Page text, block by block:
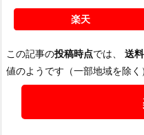
楽天
この記事の投稿時点では、 送
値のようです（一部地域を除く